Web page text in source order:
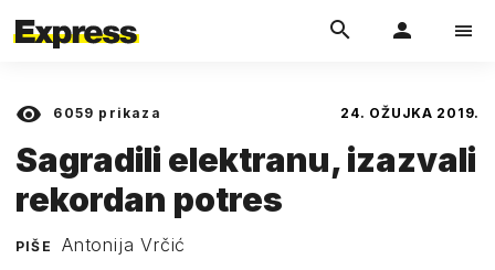
6059 prikaza 24. OŽUJKA 2019.
Sagradili elektranu, izazvali
rekordan potres
PIŠE Antonija Vrčić